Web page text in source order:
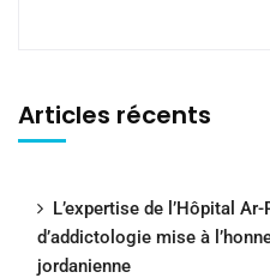
Articles récents
L’expertise de l’Hôpital
d’addictologie mise à
jordanienne